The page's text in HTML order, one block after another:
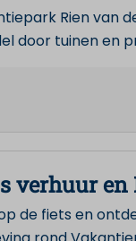
Rien van
door tuinen en
verhuur en
de fiets en